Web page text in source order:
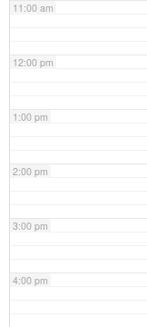
11:00 am
12:00 pm
1:00 pm
2:00 pm
3:00 pm
4:00 pm